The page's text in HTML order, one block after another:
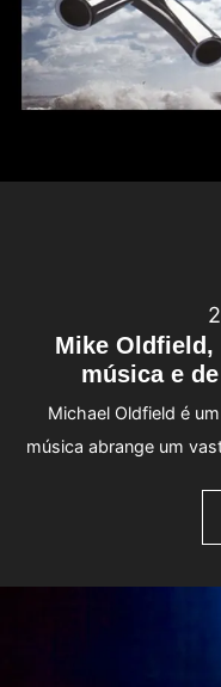
Mike Oldfield,
música e
Michael Oldfield é
música abrange um